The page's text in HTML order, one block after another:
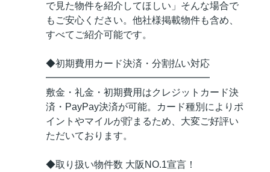
で見た物件を紹介してほしい」そんな場合で
もご安心ください。他社様掲載物件も含め、
すべてご紹介可能です。
◆初期費用カード決済・分割払い対応
━━━━━━━━━━━━━━━━━
敷金・礼金・初期費用はクレジットカード決
済・PayPay決済が可能。カード種別によりポ
イントやマイルが貯まるため、大変ご好評い
ただいております。
◆取り扱い物件数 大阪NO.1宣言！